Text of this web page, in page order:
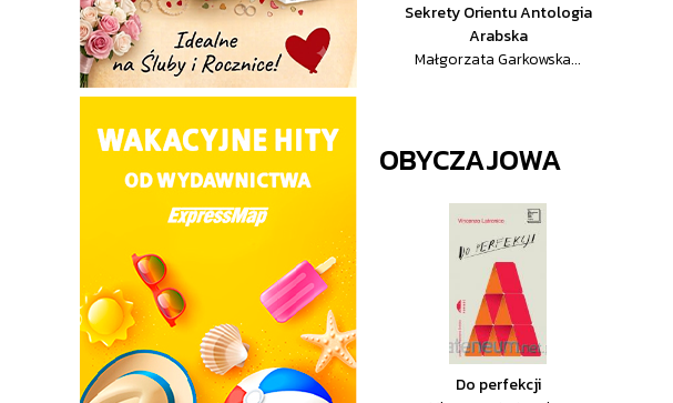
Sekrety Orientu Antologia
Arabska
Małgorzata Garkowska...
OBYCZAJOWA
Do perfekcji